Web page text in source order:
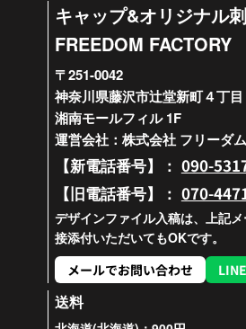
キャップ&オリジナル
FREEDOM FACTORY
〒251-0042
神奈川県藤沢市辻堂新町４丁目
湘南モールフィル 1F
運営会社：株式会社 フリーダ
【新電話番号】： 090-
【旧電話番号】： 070-
デザインファイル入稿は、上記
接添付いただいてもOKです。
メールでお問い合わせ
送料